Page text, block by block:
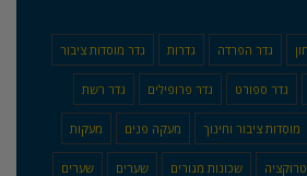
גדר הפרדה גדרות גדר מוסדות ציבור
גדר ספורט גדר פרופילים גדר רשת
מוסדות ציבור וחינוך מעקה פנים מעקות
שכונות מגורים שערים שערים